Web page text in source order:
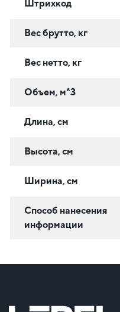
Штрихкод
Вес брутто, кг
Вес нетто, кг
Объем, м^3
Длина, см
Высота, см
Ширина, см
Способ нанесения
информации